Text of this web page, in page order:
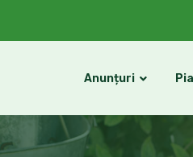
Anunțuri